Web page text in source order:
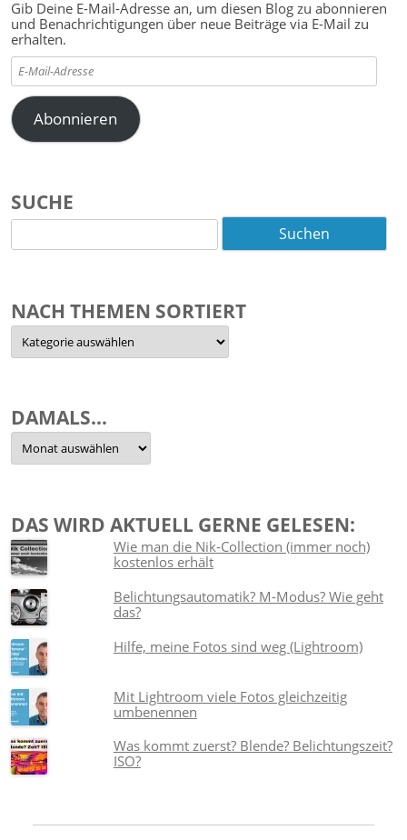
Gib Deine E-Mail-Adresse an, um diesen Blog zu abonnieren
und Benachrichtigungen über neue Beiträge via E-Mail zu
erhalten.
E-
Mail-
Adresse
Abonnieren
SUCHE
nach:
NACH THEMEN SORTIERT
Nach
Themen
sortiert
DAMALS…
Damals…
DAS WIRD AKTUELL GERNE GELESEN:
Wie man die Nik-Collection (immer noch)
kostenlos erhält
Belichtungsautomatik? M-Modus? Wie geht
das?
Hilfe, meine Fotos sind weg (Lightroom)
Mit Lightroom viele Fotos gleichzeitig
umbenennen
Was kommt zuerst? Blende? Belichtungszeit?
ISO?